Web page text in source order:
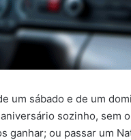
um sábado e de um
sozinho, sem
ganhar; ou passar um